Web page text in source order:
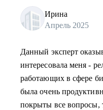
Ирина
Апрель 2025
Данный эксперт
интересовала меня -
работающих в сфере
была очень
покрыты все вопросы,